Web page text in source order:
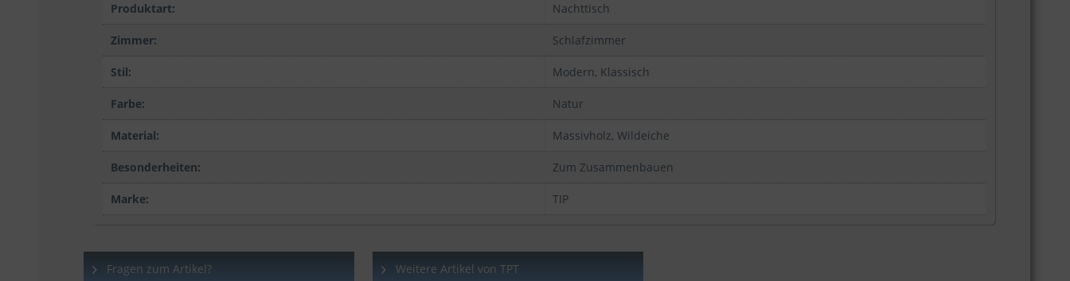
Produktart: Nachttisch
Zimmer: Schlafzimmer
Stil: Modern, Klassisch
Farbe: Natur
Material: Massivholz, Wildeiche
Besonderheiten: Zum Zusammenbauen
Marke: TIP
Fragen zum Artikel? Weitere Artikel von TPT